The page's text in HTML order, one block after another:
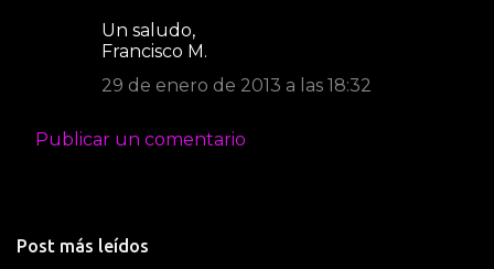
a
s
Un saludo,
Francisco M.
29 de enero de 2013 a las 18:32
Publicar un comentario
Post más leídos